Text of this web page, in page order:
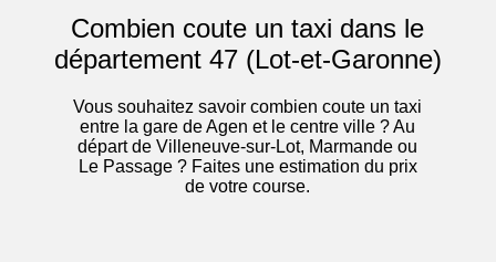
Combien coute un taxi dans le
département 47 (Lot-et-Garonne)
Vous souhaitez savoir combien coute un taxi
entre la gare de Agen et le centre ville ? Au
départ de Villeneuve-sur-Lot, Marmande ou
Le Passage ? Faites une estimation du prix
de votre course.